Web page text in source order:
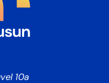
10a